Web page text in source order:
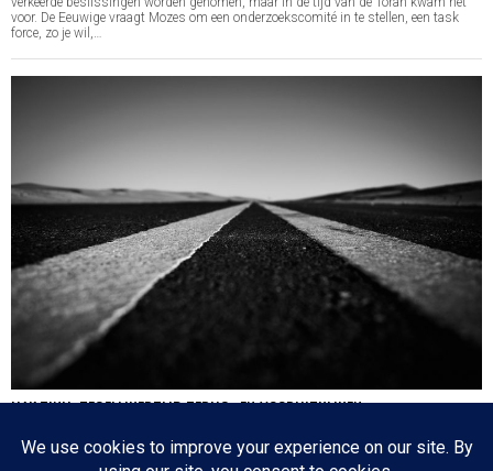
voor. De Eeuwige vraagt Mozes om een onderzoekscomité in te stellen, een task
force, zo je wil,…
HA’AZINU: TEGELIJKERTIJD TERUG- EN VOORUITKIJKEN
oktober 2020 begonnen: de eerste parasja van het jaar. Het zijn dagen die
tegenstrijdige emoties oproepen: aan de ene kant lezen we over de laatste dagen